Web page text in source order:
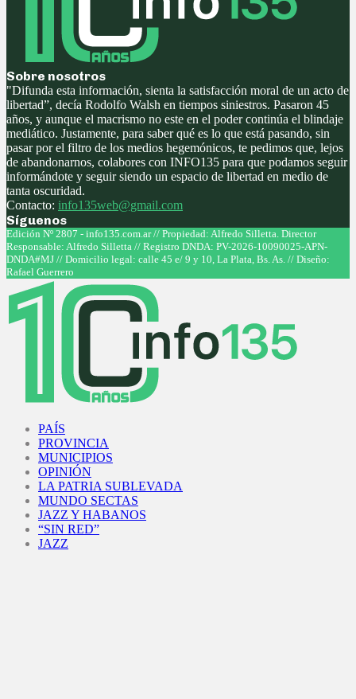
Sobre nosotros
"Difunda esta información, sienta la satisfacción moral de un acto de
libertad”, decía Rodolfo Walsh en tiempos siniestros. Pasaron 45
años, y aunque el macrismo no este en el poder continúa el blindaje
mediático. Justamente, para saber qué es lo que está pasando, sin
pasar por el filtro de los medios hegemónicos, te pedimos que, lejos
de abandonarnos, colabores con INFO135 para que podamos seguir
informándote y seguir siendo un espacio de libertad en medio de
tanta oscuridad.
Contacto: info135web@gmail.com
Síguenos
Facebook
Twitter
Instagram
Youtube
Edición Nº 2807 - info135.com.ar // Propiedad: Alfredo Silletta. Director
Responsable: Alfredo Silletta // Registro DNDA: PV-2026-10090025-APN-
DNDA#MJ // Domicilio legal: calle 45 e/ 9 y 10, La Plata, Bs. As. // Diseño:
Rafael Guerrero
PAÍS
PROVINCIA
MUNICIPIOS
OPINIÓN
LA PATRIA SUBLEVADA
MUNDO SECTAS
JAZZ Y HABANOS
“SIN RED”
JAZZ